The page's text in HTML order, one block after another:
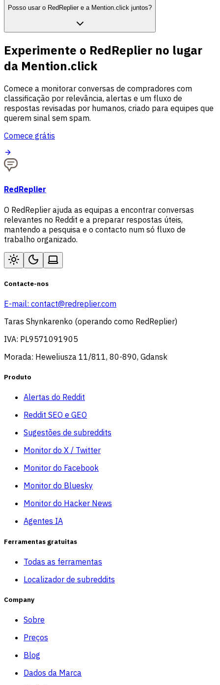
Posso usar o RedReplier e a Mention.click juntos?
Experimente o RedReplier no lugar
da Mention.click
Comece a monitorar conversas de compradores com
classificação por relevância, alertas e um fluxo de
respostas revisadas por humanos, criado para equipes que
querem sinal sem spam.
Comece grátis
RedReplier
O RedReplier ajuda as equipas a encontrar conversas
relevantes no Reddit e a preparar respostas úteis,
mantendo a pesquisa e o contacto num só fluxo de
trabalho organizado.
Contacte-nos
E-mail: contact@redreplier.com
Taras Shynkarenko (operando como RedReplier)
IVA: PL9571091905
Morada: Heweliusza 11/811, 80-890, Gdansk
Produto
Alertas do Reddit
Reddit SEO e GEO
Sugestões de subreddits
Monitor do X / Twitter
Monitor do Facebook
Monitor do Bluesky
Monitor do Hacker News
Agentes IA
Ferramentas gratuitas
Todas as ferramentas
Localizador de subreddits
Company
Sobre
Preços
Blog
Dados da Marca